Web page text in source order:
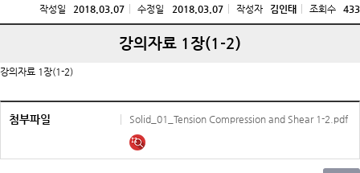
작성일 2018.03.07 수정일 2018.03.07 작성자 김인태 조회수 433
강의자료 1장(1-2)
강의자료 1장(1-2)
첨부파일 Solid_01_Tension Compression and Shear 1-2.pdf